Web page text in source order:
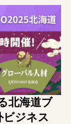
北海道ブ
ビジネス